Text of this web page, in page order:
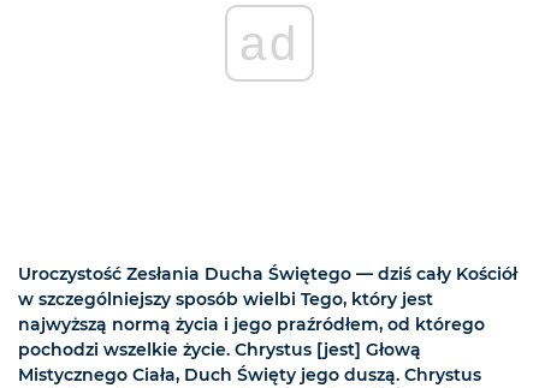
ad
Uroczystość Zesłania Ducha Świętego — dziś cały Kościół
w szczególniejszy sposób wielbi Tego, który jest
najwyższą normą życia i jego praźródłem, od którego
pochodzi wszelkie życie. Chrystus [jest] Głową
Mistycznego Ciała, Duch Święty jego duszą. Chrystus